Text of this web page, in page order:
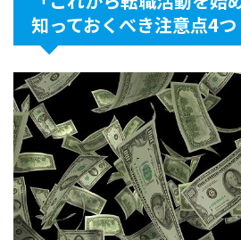
知っておくべき注意点4つ